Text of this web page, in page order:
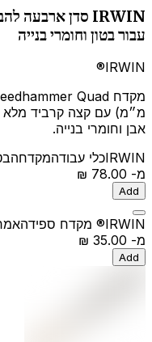
עבור בטון וחומרי בנייה
IRWIN®
אבן וחומרי בנייה.
IRWINכלי עבודהמקדחה
מ-
Add
IRWIN® מקדח ספידהאמר מרובע 6 מ״מ x 110 מ״מ לבטון
מ-
Add